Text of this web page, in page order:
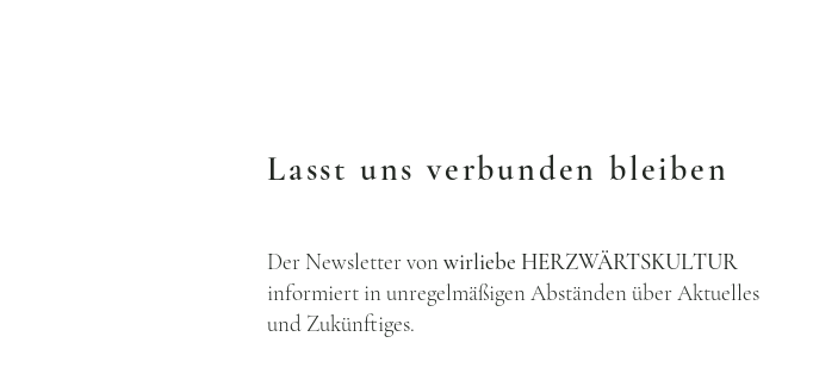
Lasst uns verbunden bleiben
Der Newsletter von wirliebe HERZWÄRTSKULTUR
informiert in unregelmäßigen Abständen über Aktuelles
und Zukünftiges.